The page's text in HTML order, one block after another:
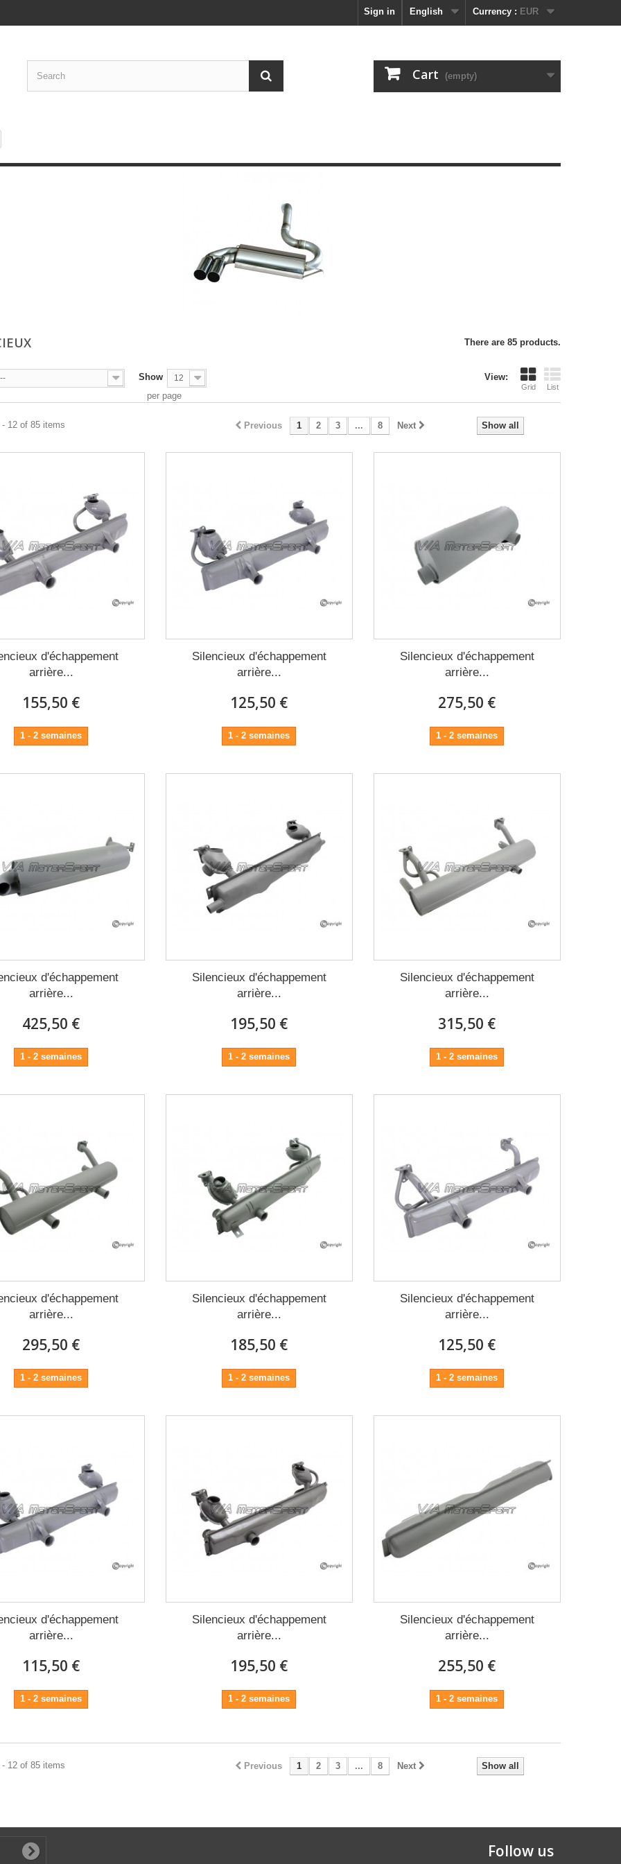
Currency : EUR
English
Sign in
Cart (empty)
There are 85 products.
View:
Grid List
-- Show 12
per page
Show all
Previous 1 2 3 ... 8 Next
12 of 85 items
d'échappement
arrière...
155,50 €
1 - 2 semaines
Silencieux d'échappement
arrière...
125,50 €
1 - 2 semaines
Silencieux d'échappement
arrière...
275,50 €
1 - 2 semaines
d'échappement
arrière...
425,50 €
1 - 2 semaines
Silencieux d'échappement
arrière...
195,50 €
1 - 2 semaines
Silencieux d'échappement
arrière...
315,50 €
1 - 2 semaines
d'échappement
arrière...
295,50 €
1 - 2 semaines
Silencieux d'échappement
arrière...
185,50 €
1 - 2 semaines
Silencieux d'échappement
arrière...
125,50 €
1 - 2 semaines
d'échappement
arrière...
115,50 €
1 - 2 semaines
Silencieux d'échappement
arrière...
195,50 €
1 - 2 semaines
Silencieux d'échappement
arrière...
255,50 €
1 - 2 semaines
Show all
Previous 1 2 3 ... 8 Next
12 of 85 items
Follow us